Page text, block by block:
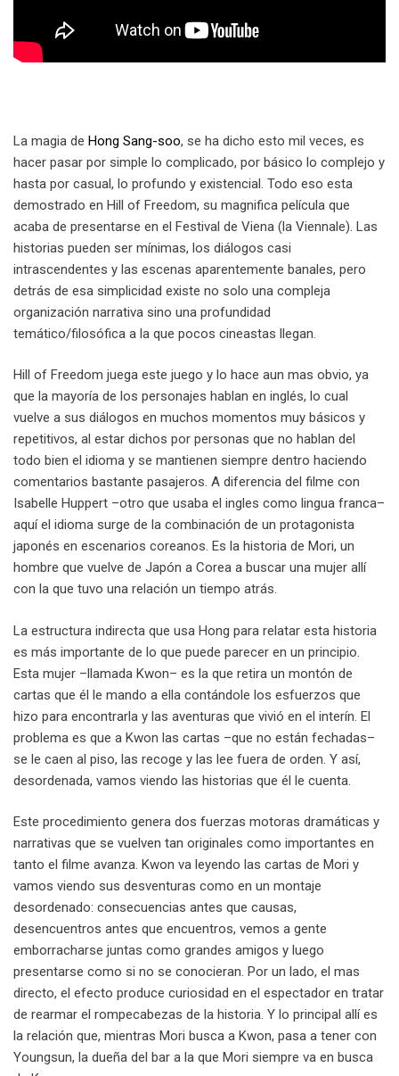
La magia de Hong Sang-soo, se ha dicho esto mil veces, es
hacer pasar por simple lo complicado, por básico lo complejo y
hasta por casual, lo profundo y existencial. Todo eso esta
demostrado en Hill of Freedom, su magnifica película que
acaba de presentarse en el Festival de Viena (la Viennale). Las
historias pueden ser mínimas, los diálogos casi
intrascendentes y las escenas aparentemente banales, pero
detrás de esa simplicidad existe no solo una compleja
organización narrativa sino una profundidad
temático/filosófica a la que pocos cineastas llegan.
Hill of Freedom juega este juego y lo hace aun mas obvio, ya
que la mayoría de los personajes hablan en inglés, lo cual
vuelve a sus diálogos en muchos momentos muy básicos y
repetitivos, al estar dichos por personas que no hablan del
todo bien el idioma y se mantienen siempre dentro haciendo
comentarios bastante pasajeros. A diferencia del filme con
Isabelle Huppert –otro que usaba el ingles como lingua franca–
aquí el idioma surge de la combinación de un protagonista
japonés en escenarios coreanos. Es la historia de Mori, un
hombre que vuelve de Japón a Corea a buscar una mujer allí
con la que tuvo una relación un tiempo atrás.
La estructura indirecta que usa Hong para relatar esta historia
es más importante de lo que puede parecer en un principio.
Esta mujer –llamada Kwon– es la que retira un montón de
cartas que él le mando a ella contándole los esfuerzos que
hizo para encontrarla y las aventuras que vivió en el interín. El
problema es que a Kwon las cartas –que no están fechadas–
se le caen al piso, las recoge y las lee fuera de orden. Y así,
desordenada, vamos viendo las historias que él le cuenta.
Este procedimiento genera dos fuerzas motoras dramáticas y
narrativas que se vuelven tan originales como importantes en
tanto el filme avanza. Kwon va leyendo las cartas de Mori y
vamos viendo sus desventuras como en un montaje
desordenado: consecuencias antes que causas,
desencuentros antes que encuentros, vemos a gente
emborracharse juntas como grandes amigos y luego
presentarse como si no se conocieran. Por un lado, el mas
directo, el efecto produce curiosidad en el espectador en tratar
de rearmar el rompecabezas de la historia. Y lo principal allí es
la relación que, mientras Mori busca a Kwon, pasa a tener con
Youngsun, la dueña del bar a la que Mori siempre va en busca